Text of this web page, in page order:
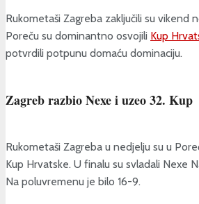
Rukometaši Zagreba zaključili su vikend
Poreču su dominantno osvojili Kup
potvrdili potpunu domaću dominaciju.
Zagreb razbio Nexe i uzeo 32. Kup
Rukometaši Zagreba u nedjelju su u
Kup Hrvatske. U finalu su svladali Nexe
Na poluvremenu je bilo 16-9.